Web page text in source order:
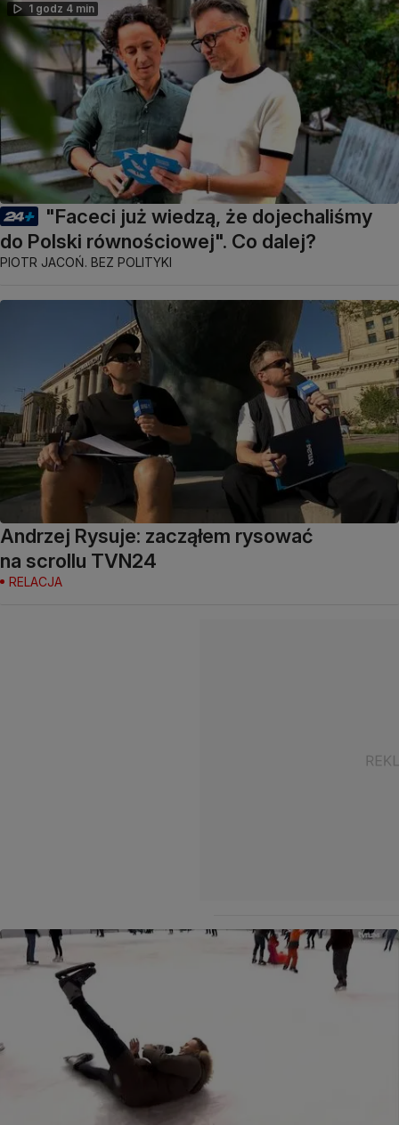
1 godz 4 min
"Faceci już wiedzą, że dojechaliśmy
do Polski równościowej". Co dalej?
PIOTR JACOŃ. BEZ POLITYKI
Andrzej Rysuje: zacząłem rysować
na scrollu TVN24
RELACJA